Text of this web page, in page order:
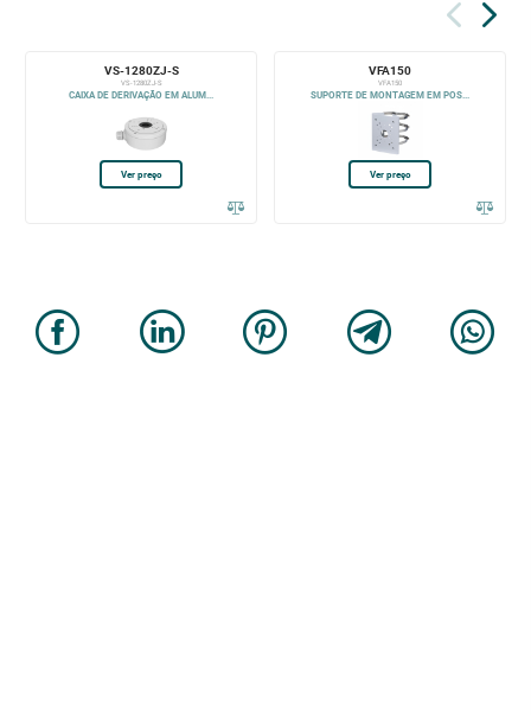
VS-1280ZJ-S
VS-1280ZJ-S
CAIXA DE DERIVAÇÃO EM ALUM...
Ver preço
VFA150
VFA150
SUPORTE DE MONTAGEM EM POS...
Ver preço